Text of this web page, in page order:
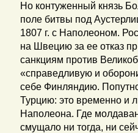
Но контуженный князь
поле битвы под
1807 г. с Наполеоном.
на Швецию за ее отказ
санкциям против
«справедливую и
себе Финляндию.
Турцию: это временно и
Наполеона. Где
смущало ни тогда, ни